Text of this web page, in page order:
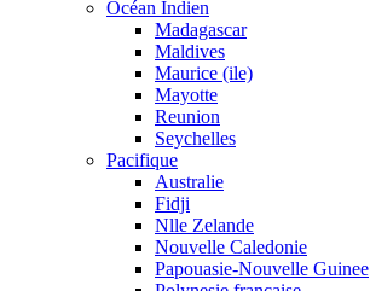
Océan Indien
Madagascar
Maldives
Maurice (ile)
Mayotte
Reunion
Seychelles
Pacifique
Australie
Fidji
Nlle Zelande
Nouvelle Caledonie
Papouasie-Nouvelle Guinee